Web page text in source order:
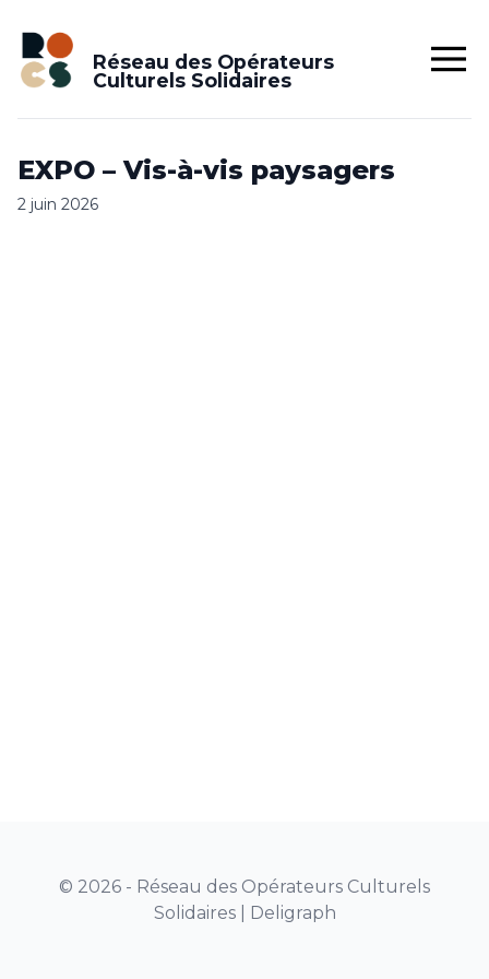
Réseau des Opérateurs
Culturels Solidaires
EXPO – Vis-à-vis paysagers
2 juin 2026
© 2026 - Réseau des Opérateurs Culturels
Solidaires | Deligraph